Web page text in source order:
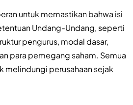
untuk memastikan bahwa isi
Undang-Undang, seperti
pengurus, modal dasar,
para pemegang saham. Semua
melindungi perusahaan sejak